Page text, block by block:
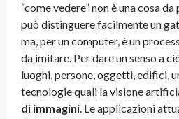
“come vedere” non è una cosa
può distinguere facilmente un
ma, per un computer, è un
da imitare. Per dare un senso a
luoghi, persone, oggetti, edifici,
tecnologie quali la visione
di immagini. Le applicazioni